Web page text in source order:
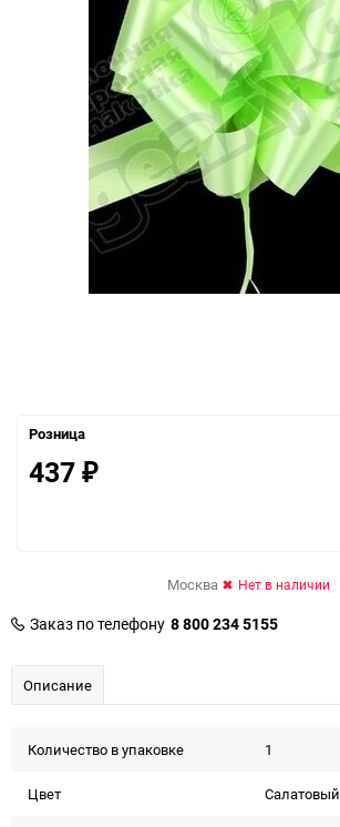
Розница
437 ₽
Москва Нет в наличии
Заказ по телефону 8 800 234 5155
Описание
Количество в упаковке 1
Цвет Салатовый